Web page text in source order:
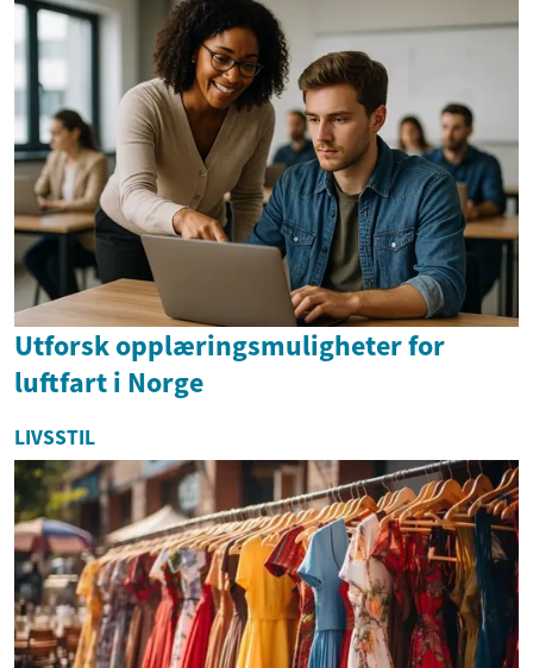
Utforsk opplæringsmuligheter for
luftfart i Norge
LIVSSTIL